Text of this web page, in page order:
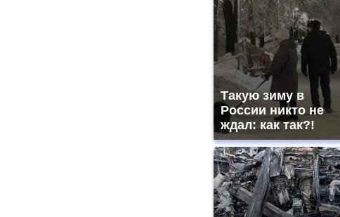
Такую зиму в
России никто не
ждал: как так?!